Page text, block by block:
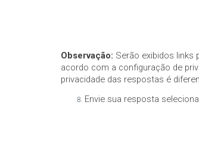
Observação: Serão exibidos links
acordo com a configuração de
privacidade das respostas é
Envie sua resposta